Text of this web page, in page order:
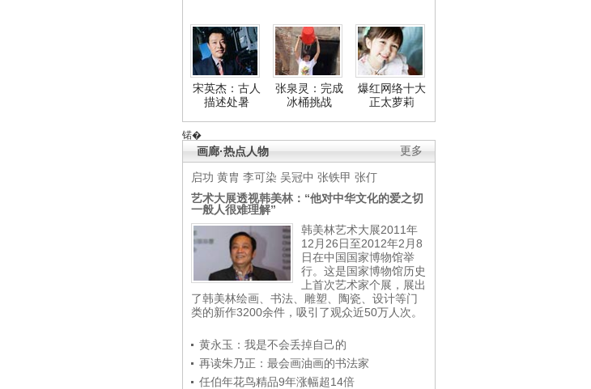
宋英杰：古人
描述处暑
张泉灵：完成
冰桶挑战
爆红网络十大
正太萝莉
锘�
更多
画廊·热点人物
启功 黄胄 李可染 吴冠中 张铁甲 张仃
艺术大展透视韩美林：“他对中华文化的爱之切
一般人很难理解”
韩美林艺术大展2011年
12月26日至2012年2月8
日在中国国家博物馆举
行。这是国家博物馆历史
上首次艺术家个展，展出
了韩美林绘画、书法、雕塑、陶瓷、设计等门
类的新作3200余件，吸引了观众近50万人次。
黄永玉：我是不会丢掉自己的
再读朱乃正：最会画油画的书法家
任伯年花鸟精品9年涨幅超14倍